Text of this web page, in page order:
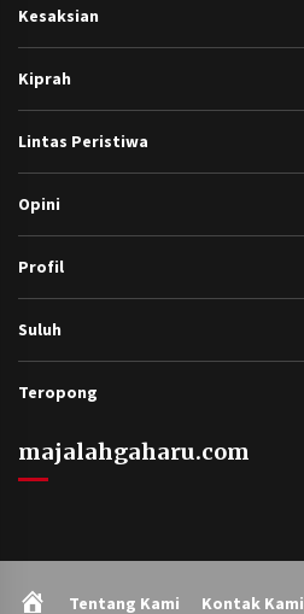
Kesaksian
Kiprah
Lintas Peristiwa
Opini
Profil
Suluh
Teropong
majalahgaharu.com
Home
Tentang Kami Kontak Kami